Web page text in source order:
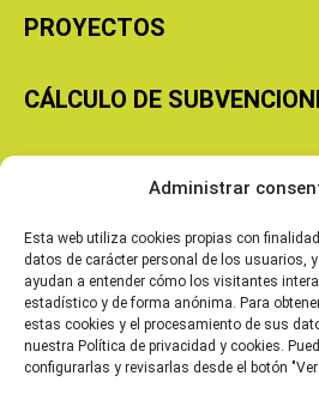
Administrar
Esta web utiliza cookies propias con
datos de carácter personal de los usuarios,
ayudan a entender cómo los visitantes
estadístico y de forma anónima. Para
estas cookies y el procesamiento de sus
nuestra Política de privacidad y cookies.
configurarlas y revisarlas desde el botón
PROYECTOS
CÁLCULO DE